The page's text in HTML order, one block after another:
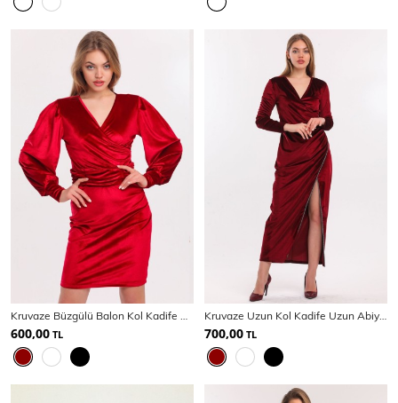
Kruvaze Büzgülü Balon Kol Kadife Abiye Elbise
600,00 TL
Kruvaze Uzun Kol Kadife Uzun Abiye Elbise | Elb33852
700,00 TL